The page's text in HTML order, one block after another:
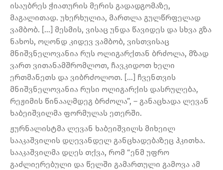
ისაუბრეს ჭიათურის მერის გადადგომაზე,
მაგალითად. უხერხულია, მართლა გულწრფელად
ვამბობ. […] მესმის, ვისაც უნდა წავიდეს და სხვა გზა
ნახოს, ოღონდ კიდევ ვამბობ, ვისთვისაც
მნიშვნელოვანია რუს ოლიგარქთან ბრძოლა, მზად
ვართ ვითანამშრომლოთ, ჩავკიდოთ ხელი
ერთმანეთს და ვიბრძოლოთ. […] ჩვენთვის
მნიშვნელოვანია რუსი ოლიგარქის დასრულება,
რეჟიმის წინააღმდეგ ბრძოლა”, – განაცხადა ლევან
ხაბეიშვილმა ფორმულას ეთერში.
ჟურნალისტმა ლევან ხაბეიშვილს მიხეილ
სააკაშვილის დღევანდელ განცხადებაზეც ჰკითხა.
სააკაშვილმა დღეს თქვა, რომ “ენმ უფრო
გაძლიერებული და წელში გამართული გამოვა ამ